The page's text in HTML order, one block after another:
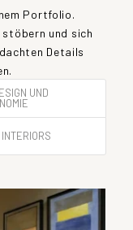
Portfolio.
stöbern und sich
Details
UND